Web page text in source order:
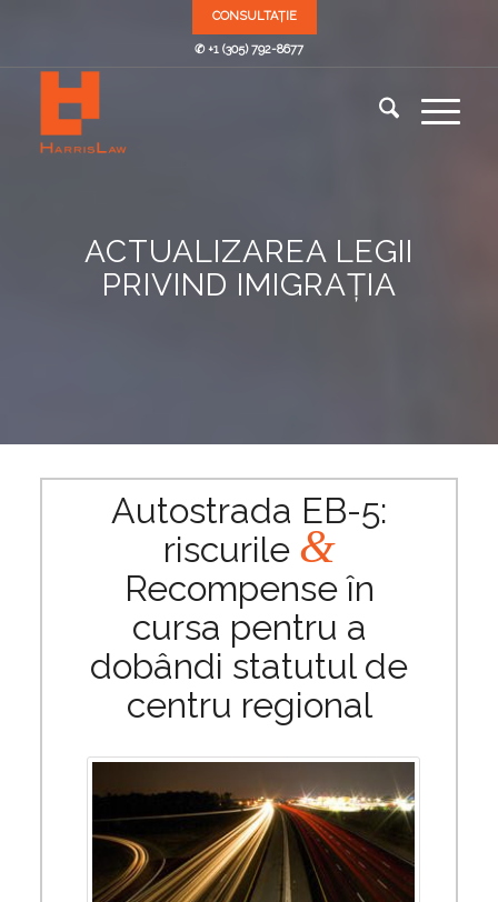
CONSULTAȚIE
✆ +1 (305) 792-8677
ACTUALIZAREA LEGII
PRIVIND IMIGRAȚIA
Autostrada EB-5:
riscurile &
Recompense în
cursa pentru a
dobândi statutul de
centru regional